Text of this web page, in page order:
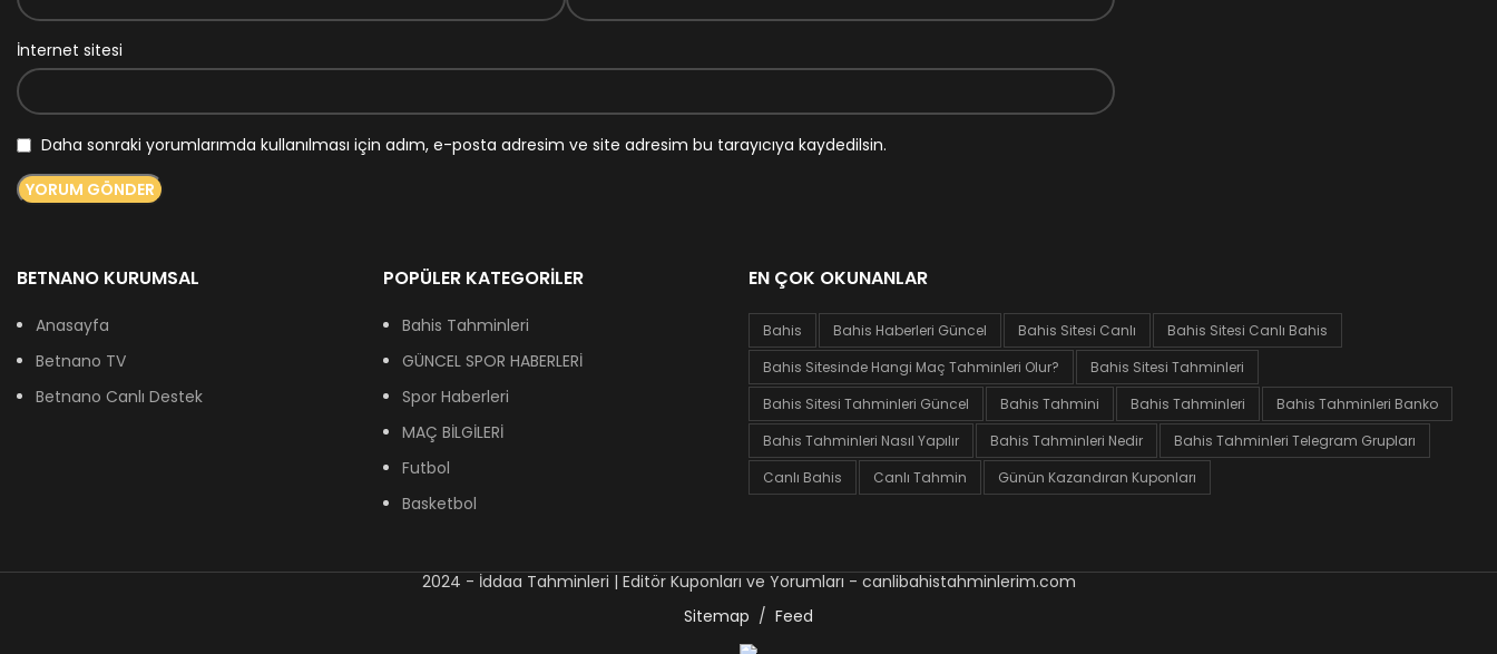
İnternet sitesi
Daha sonraki yorumlarımda kullanılması için adım, e-posta adresim ve site adresim bu tarayıcıya kaydedilsin.
BETNANO KURUMSAL
Anasayfa
Betnano TV
Betnano Canlı Destek
POPÜLER KATEGORILER
Bahis Tahminleri
GÜNCEL SPOR HABERLERİ
Spor Haberleri
MAÇ BİLGİLERİ
Futbol
Basketbol
EN ÇOK OKUNANLAR
Bahis Bahis Haberleri Güncel Bahis Sitesi Canlı
Bahis Sitesi Canlı Bahis
Bahis Sitesinde Hangi Maç Tahminleri Olur?
Bahis Sitesi Tahminleri
Bahis Sitesi Tahminleri Güncel
Bahis Tahmini Bahis Tahminleri
Bahis Tahminleri Banko
Bahis Tahminleri Nasıl Yapılır
Bahis Tahminleri Nedir
Bahis Tahminleri Telegram Grupları
Canlı Bahis
Canlı Tahmin Günün Kazandıran Kuponları
2024 - İddaa Tahminleri | Editör Kuponları ve Yorumları - canlibahistahminlerim.com
Sitemap / Feed